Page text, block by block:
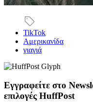
TikTok
Αμερικανίδα
γιαγιά
Εγγραφείτε στο
επιλογές HuffPost